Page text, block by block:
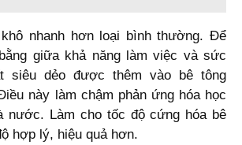
nhanh hơn loại bình thường. Để
giữa khả năng làm việc và sức
siêu dẻo được thêm vào bê tông
này làm chậm phản ứng hóa học
nước. Làm cho tốc độ cứng hóa bê
hợp lý, hiệu quả hơn.